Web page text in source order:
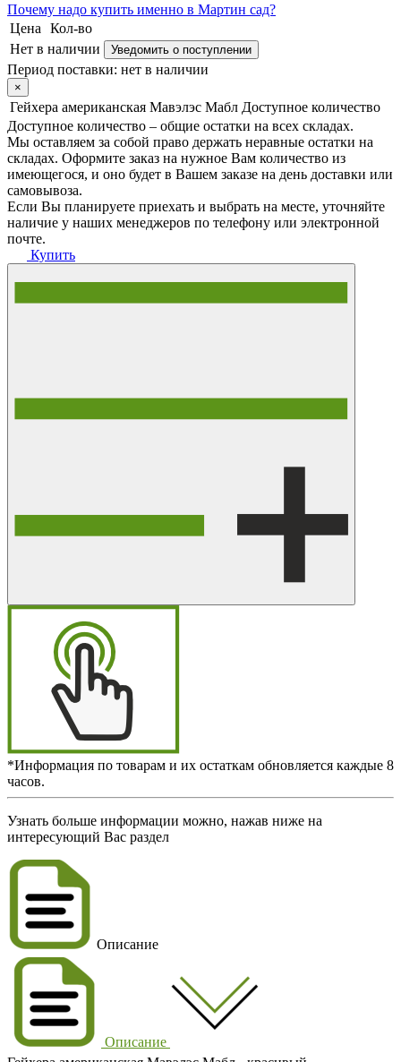
Почему надо купить именно в Мартин сад?
Цена
Кол-во
Нет в наличии
Уведомить о поступлении
Период поставки: нет в наличии
×
Гейхера американская Мавэлэс Мабл Доступное количество
Доступное количество – общие остатки на всех складах.
Мы оставляем за собой право держать неравные остатки на
складах. Оформите заказ на нужное Вам количество из
имеющегося, и оно будет в Вашем заказе на день доставки или
самовывоза.
Если Вы планируете приехать и выбрать на месте, уточняйте
наличие у наших менеджеров по телефону или электронной
почте.
Купить
*Информация по товарам и их остаткам обновляется каждые 8
часов.
Узнать больше информации можно, нажав ниже на
интересующий Вас раздел
Описание
Описание